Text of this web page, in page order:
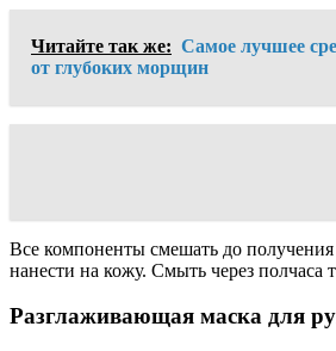
Читайте так же: Самое лучшее
от глубоких морщин
Все компоненты смешать до
нанести на кожу. Смыть через полчаса
Разглаживающая маска для